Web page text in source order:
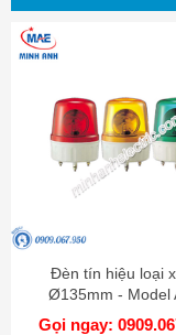
Đèn tín hiệu loại
Ø135mm - Model
Gọi ngay: